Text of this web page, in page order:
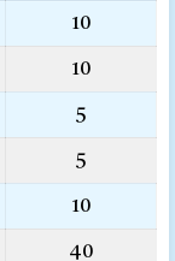
10
10
5
5
10
40